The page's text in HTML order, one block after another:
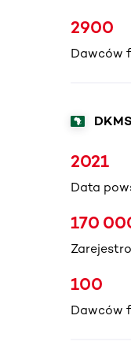
2900
Dawców
2021
Data
170
100
Dawców